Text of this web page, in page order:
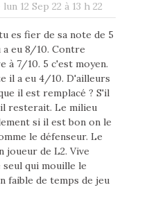
lun 12 Sep 22 à 13 h 22
es fier de sa note de 5
a eu 8/10. Contre
à 7/10. 5 c'est moyen.
il a eu 4/10. D'ailleurs
il est remplacé ? S'il
resterait. Le milieu
si il est bon on le
le défenseur. Le
joueur de L2. Vive
seul qui mouille le
faible de temps de jeu